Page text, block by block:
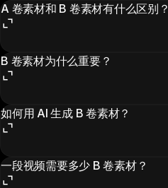
A 卷素材和 B 卷素材有什么区别？
B 卷素材为什么重要？
如何用 AI 生成 B 卷素材？
一段视频需要多少 B 卷素材？